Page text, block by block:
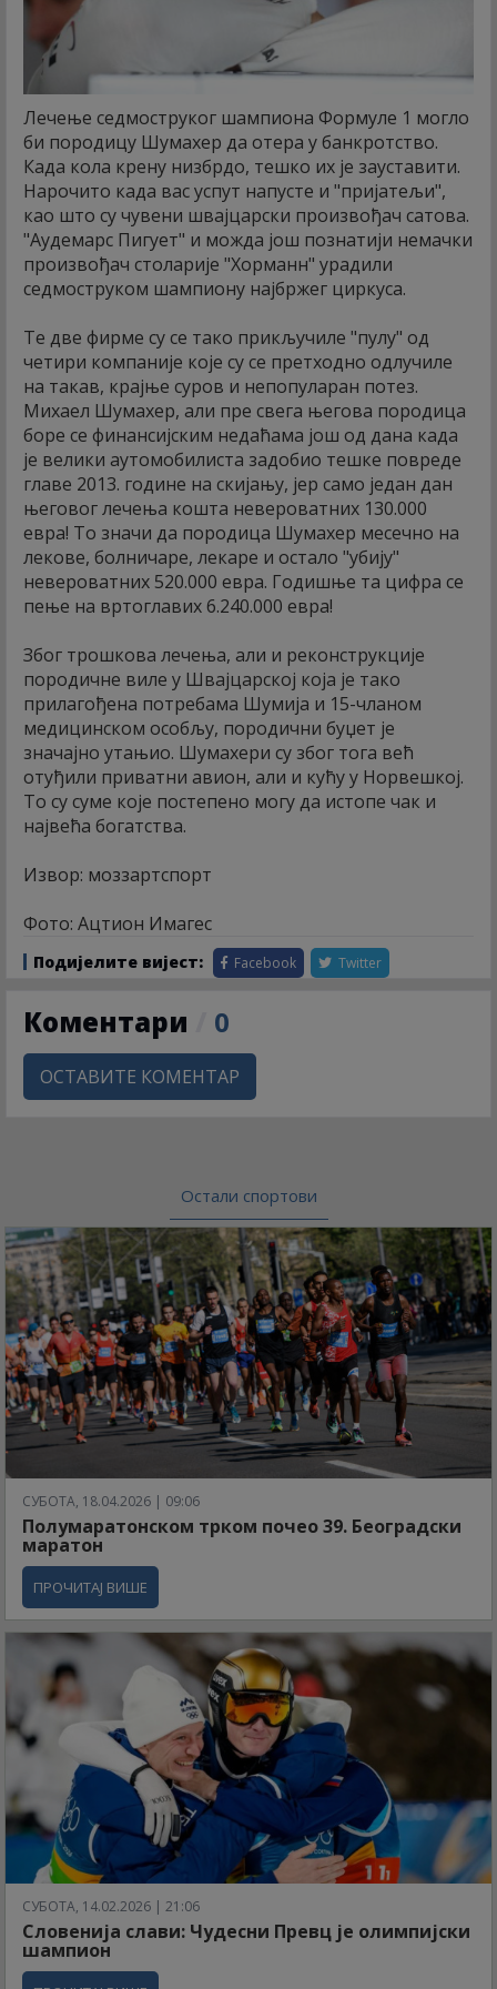
Лечење седмоструког шампиона Формуле 1 могло
би породицу Шумахер да отера у банкротство.
Када кола крену низбрдо, тешко их је зауставити.
Нарочито када вас успут напусте и "пријатељи",
као што су чувени швајцарски произвођач сатова.
"Аудемарс Пигует" и можда још познатији немачки
произвођач столарије "Хорманн" урадили
седмоструком шампиону најбржег циркуса.
Те две фирме су се тако прикључиле "пулу" од
четири компаније које су се претходно одлучиле
на такав, крајње суров и непопуларан потез.
Михаел Шумахер, али пре свега његова породица
боре се финансијским недаћама још од дана када
је велики аутомобилиста задобио тешке повреде
главе 2013. године на скијању, јер само један дан
његовог лечења кошта невероватних 130.000
евра! То значи да породица Шумахер месечно на
лекове, болничаре, лекаре и остало "убију"
невероватних 520.000 евра. Годишње та цифра се
пење на вртоглавих 6.240.000 евра!
Због трошкова лечења, али и реконструкције
породичне виле у Швајцарској која је тако
прилагођена потребама Шумија и 15-чланом
медицинском особљу, породични буџет је
значајно утањио. Шумахери су због тога већ
отуђили приватни авион, али и кућу у Норвешкој.
То су суме које постепено могу да истопе чак и
највећа богатства.
Извор: моззартспорт
Фото: Ацтион Имагес
Подијелите вијест: Facebook Twitter
Коментари 0
ОСТАВИТЕ КОМЕНТАР
Остали спортови
СУБОТА, 18.04.2026 | 09:06
Полумаратонском трком почео 39. Београдски
маратон
ПРОЧИТАЈ ВИШЕ
СУБОТА, 14.02.2026 | 21:06
Словенија слави: Чудесни Превц је олимпијски
шампион